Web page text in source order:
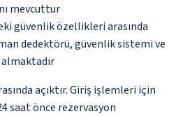
mevcuttur
güvenlik özellikleri arasında
dedektörü, güvenlik sistemi ve
almaktadır
açıktır. Giriş işlemleri için
saat önce rezervasyon